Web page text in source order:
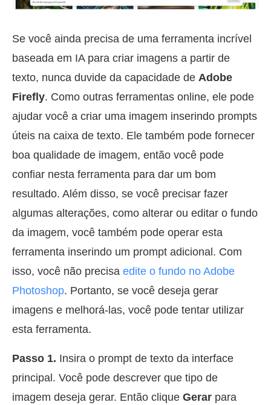
Se você ainda precisa de uma ferramenta incrível
baseada em IA para criar imagens a partir de
texto, nunca duvide da capacidade de Adobe
Firefly. Como outras ferramentas online, ele pode
ajudar você a criar uma imagem inserindo prompts
úteis na caixa de texto. Ele também pode fornecer
boa qualidade de imagem, então você pode
confiar nesta ferramenta para dar um bom
resultado. Além disso, se você precisar fazer
algumas alterações, como alterar ou editar o fundo
da imagem, você também pode operar esta
ferramenta inserindo um prompt adicional. Com
isso, você não precisa edite o fundo no Adobe
Photoshop. Portanto, se você deseja gerar
imagens e melhorá-las, você pode tentar utilizar
esta ferramenta.
Passo 1. Insira o prompt de texto da interface
principal. Você pode descrever que tipo de
imagem deseja gerar. Então clique Gerar para